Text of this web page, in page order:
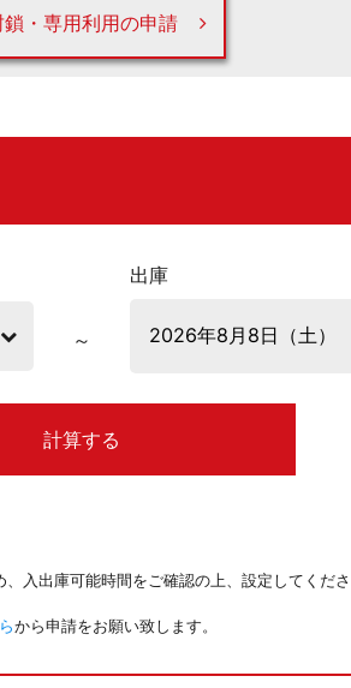
鎖・専用利用の申請
出庫
計算する
入出庫可能時間をご確認の上、設定してくだ
から申請をお願い致します。